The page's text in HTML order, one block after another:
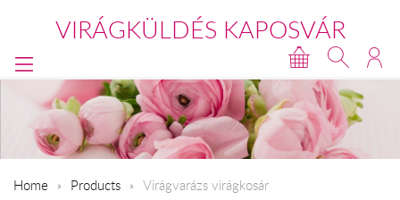
VIRÁGKÜLDÉS KAPOSVÁR
Home Products Virágvarázs virágkosár